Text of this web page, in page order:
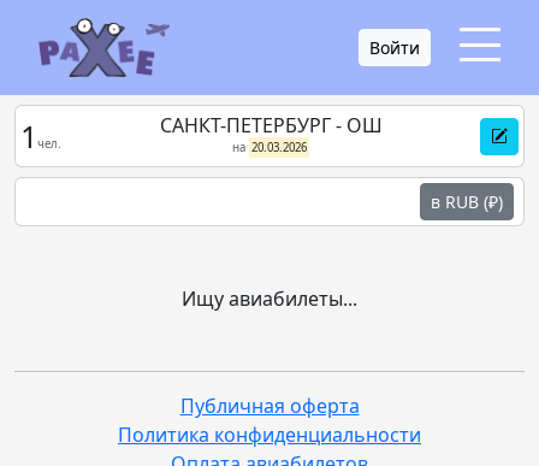
Войти
1 чел.
САНКТ-ПЕТЕРБУРГ - ОШ
на 20.03.2026
в RUB (₽)
Ищу авиабилеты...
Публичная оферта
Политика конфиденциальности